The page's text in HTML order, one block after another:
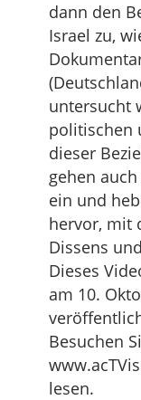
dann den
Israel zu,
untersucht
politischen
dieser
gehen
ein und
hervor, mit
Dissens
Dieses
am 10.
Besuchen
lesen.